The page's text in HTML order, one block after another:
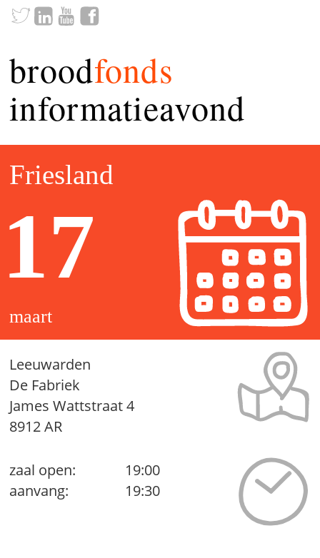
broodfonds
informatieavond
Friesland
17
maart
Leeuwarden
De Fabriek
James Wattstraat 4
8912 AR
zaal open:
19:00
aanvang:
19:30